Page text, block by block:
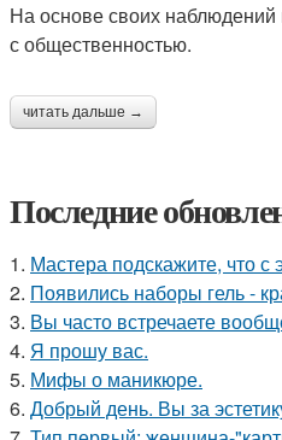
На основе своих
с общественностью.
читать дальше →
Последние
1. Мастера подскажите, что с
2. Появились наборы гель -
3. Вы часто встречаете
4. Я прошу вас.
5. Мифы о маникюре.
6. Добрый день. Вы за